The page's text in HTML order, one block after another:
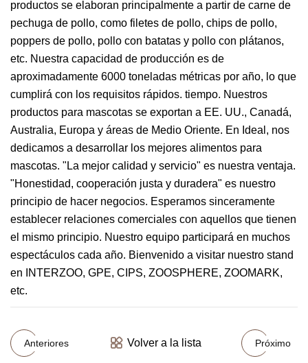
productos se elaboran principalmente a partir de carne de
pechuga de pollo, como filetes de pollo, chips de pollo,
poppers de pollo, pollo con batatas y pollo con plátanos,
etc. Nuestra capacidad de producción es de
aproximadamente 6000 toneladas métricas por año, lo que
cumplirá con los requisitos rápidos. tiempo. Nuestros
productos para mascotas se exportan a EE. UU., Canadá,
Australia, Europa y áreas de Medio Oriente. En Ideal, nos
dedicamos a desarrollar los mejores alimentos para
mascotas. "La mejor calidad y servicio" es nuestra ventaja.
"Honestidad, cooperación justa y duradera" es nuestro
principio de hacer negocios. Esperamos sinceramente
establecer relaciones comerciales con aquellos que tienen
el mismo principio. Nuestro equipo participará en muchos
espectáculos cada año. Bienvenido a visitar nuestro stand
en INTERZOO, GPE, CIPS, ZOOSPHERE, ZOOMARK,
etc.
Anteriores Volver a la lista Próximo